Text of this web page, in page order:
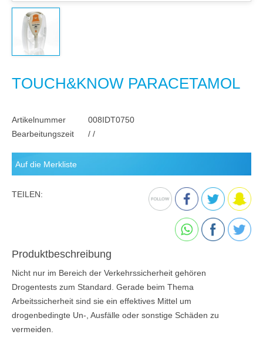
TOUCH&KNOW PARACETAMOL
Artikelnummer
008IDT0750
Bearbeitungszeit
/ /
TEILEN:
Produktbeschreibung
Nicht nur im Bereich der Verkehrssicherheit gehören
Drogentests zum Standard. Gerade beim Thema
Arbeitssicherheit sind sie ein effektives Mittel um
drogenbedingte Un-, Ausfälle oder sonstige Schäden zu
vermeiden.